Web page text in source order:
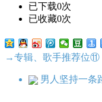
已下载0次
已收藏0次
→专辑、歌手推荐位⑪
男人坚持一条